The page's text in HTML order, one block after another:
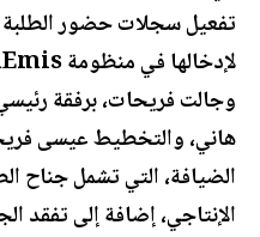
تفعيل سجلات حضور
لإدخالها في منظومة OpenEmis.
وجالت فريحات، برفقة
هاني، والتخطيط عيسى
الضيافة، التي تشمل جناح
الإنتاجي، إضافة إلى تفقد